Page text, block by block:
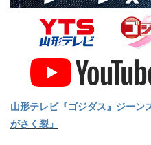
山形テレビ『ゴジダス』ジーン
がさく裂」